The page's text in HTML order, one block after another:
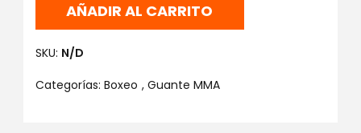
AÑADIR AL CARRITO
SKU: N/D
Categorías: Boxeo , Guante MMA